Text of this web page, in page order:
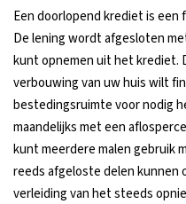
Een doorlopend krediet is een
De lening wordt afgesloten
kunt opnemen uit het krediet.
verbouwing van uw huis wilt
bestedingsruimte voor nodig
maandelijks met een
kunt meerdere malen gebruik
reeds afgeloste delen kunnen
verleiding van het steeds